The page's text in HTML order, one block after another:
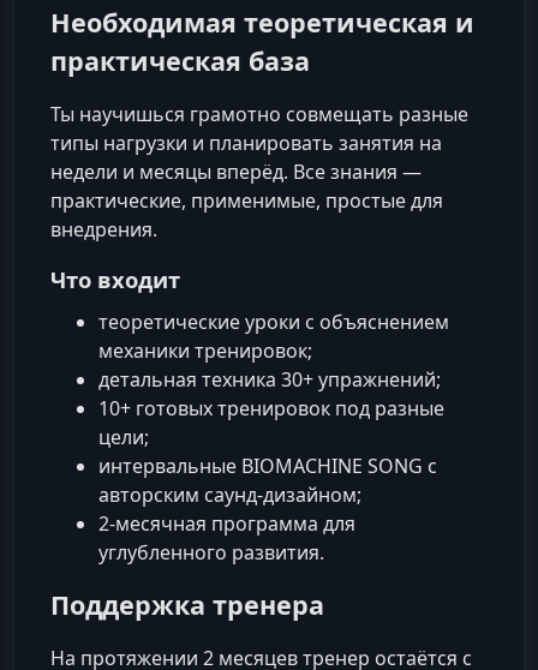
Необходимая теоретическая и
практическая база
Ты научишься грамотно совмещать разные
типы нагрузки и планировать занятия на
недели и месяцы вперёд. Все знания —
практические, применимые, простые для
внедрения.
Что входит
теоретические уроки с объяснением
механики тренировок;
детальная техника 30+ упражнений;
10+ готовых тренировок под разные
цели;
интервальные BIOMACHINE SONG с
авторским саунд-дизайном;
2‑месячная программа для
углубленного развития.
Поддержка тренера
На протяжении 2 месяцев тренер остаётся с